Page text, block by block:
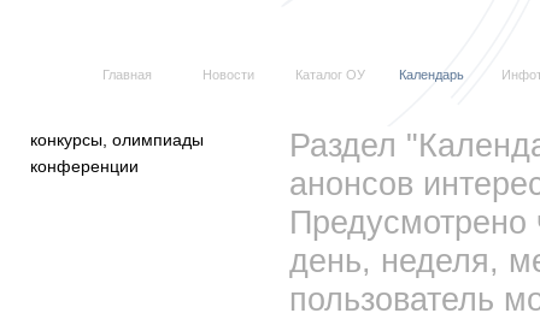
Главная Новости Каталог ОУ Календарь
конкурсы, олимпиады
конференции
Раздел
анонсов
день, неделя,
пользователь